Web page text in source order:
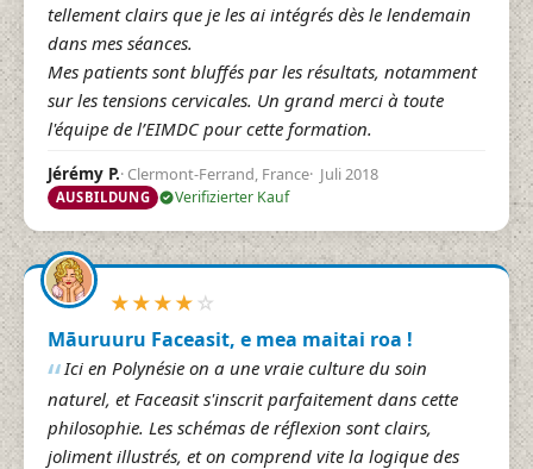
tellement clairs que je les ai intégrés dès le lendemain
dans mes séances.
Mes patients sont bluffés par les résultats, notamment
sur les tensions cervicales. Un grand merci à toute
l'équipe de l’EIMDC pour cette formation.
Jérémy P. Clermont-Ferrand, France Juli 2018
AUSBILDUNG Verifizierter Kauf
★★★★ ☆
Māuruuru Faceasit, e mea maitai roa !
Ici en Polynésie on a une vraie culture du soin
naturel, et Faceasit s'inscrit parfaitement dans cette
philosophie. Les schémas de réflexion sont clairs,
joliment illustrés, et on comprend vite la logique des